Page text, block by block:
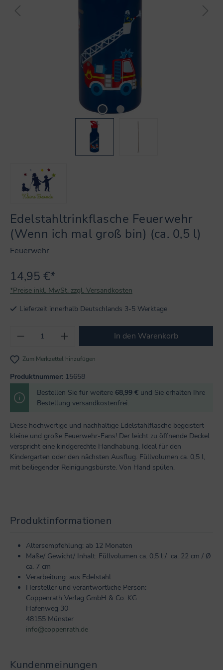
Edelstahltrinkflasche Feuerwehr
(Wenn ich mal groß bin) (ca. 0,5 l)
Feuerwehr
14,95 €*
*Preise inkl. MwSt. zzgl. Versandkosten
Lieferzeit innerhalb Deutschlands 3-5 Werktage
Produkt Anzahl: Gib den gewünschten
In den Warenkorb
Zum Merkzettel hinzufügen
Produktnummer: 15658
Bestellen Sie für weitere 68,99 € und Sie erhalten Ihre
Bestellung versandkostenfrei.
Diese hochwertige und nachhaltige Edelstahlflasche begeistert
kleine und große Feuerwehr-Fans! Der leicht zu öffnende Deckel
verspricht eine kindgerechte Handhabung. Ideal für den
Kindergarten oder den nächsten Ausflug. Füllvolumen ca. 0,5 l,
mit beiliegender Reinigungsbürste. Von Hand spülen.
Produktinformationen
Altersempfehlung: ab 12 Monaten
Maße/ Gewicht/ Inhalt: Füllvolumen ca. 0,5 l / ca. 22 cm / Ø
ca. 7 cm
Verarbeitung: aus Edelstahl
Hersteller und verantwortliche Person:
Coppenrath Verlag GmbH & Co. KG
Hafenweg 30
48155 Münster
info@coppenrath.de
Kundenmeinungen